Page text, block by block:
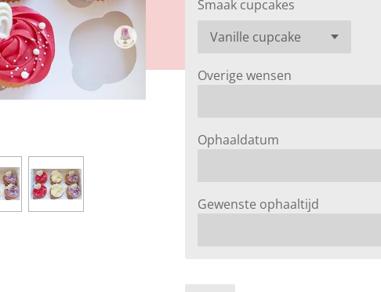
Smaak cupcakes
Overige wensen
Ophaaldatum
Gewenste ophaaltijd